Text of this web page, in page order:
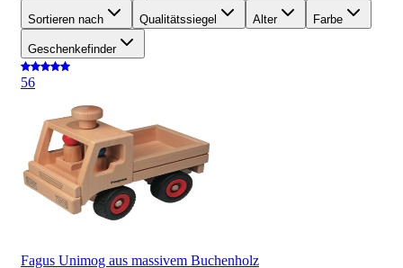
Sortieren nach Qualitätssiegel Alter Farbe
Geschenkefinder
56
Fagus Unimog aus massivem Buchenholz